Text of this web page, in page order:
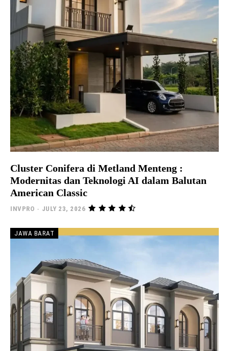
Cluster Conifera di Metland Menteng :
Modernitas dan Teknologi AI dalam Balutan
American Classic
INVPRO - JULY 23, 2026
JAWA BARAT